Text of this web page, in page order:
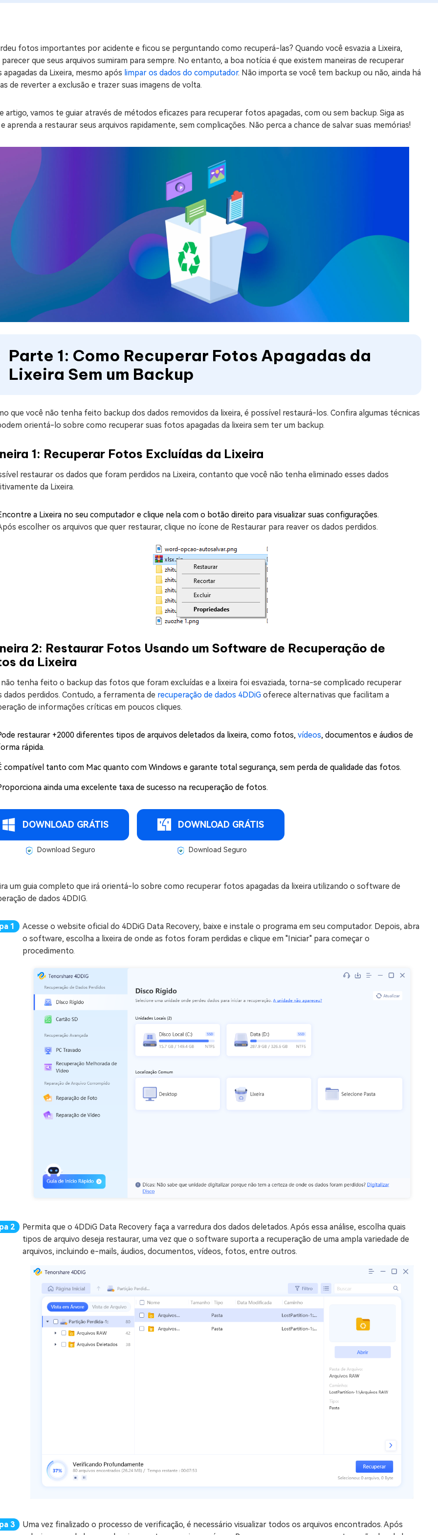
Windows Boot Genius
Corrigir Problemas de Windows em Minutos
Mac Boot Genius
Windows 11 Upgrade Checker
Verificador de Atualização do Windows 11 Grátis
fotos importantes por acidente e ficou se perguntando como recuperá-las? Quando você esvazia a Lixeira,
parecer que seus arquivos sumiram para sempre. No entanto, a boa notícia é que existem maneiras de recuperar
da Lixeira, mesmo após limpar os dados do computador. Não importa se você tem backup ou não, ainda há
de reverter a exclusão e trazer suas imagens de volta.
artigo, vamos te guiar através de métodos eficazes para recuperar fotos apagadas, com ou sem backup. Siga as
e aprenda a restaurar seus arquivos rapidamente, sem complicações. Não perca a chance de salvar suas memórias!
Parte 1: Como Recuperar Fotos Apagadas da
Lixeira Sem um Backup
que você não tenha feito backup dos dados removidos da lixeira, é possível restaurá-los. Confira algumas técnicas
orientá-lo sobre como recuperar suas fotos apagadas da lixeira sem ter um backup.
1: Recuperar Fotos Excluídas da Lixeira
restaurar os dados que foram perdidos na Lixeira, contanto que você não tenha eliminado esses dados
da Lixeira.
a Lixeira no seu computador e clique nela com o botão direito para visualizar suas configurações.
escolher os arquivos que quer restaurar, clique no ícone de Restaurar para reaver os dados perdidos.
2: Restaurar Fotos Usando um Software de Recuperação de
da Lixeira
não tenha feito o backup das fotos que foram excluídas e a lixeira foi esvaziada, torna-se complicado recuperar
dados perdidos. Contudo, a ferramenta de recuperação de dados 4DDiG oferece alternativas que facilitam a
de informações críticas em poucos cliques.
restaurar +2000 diferentes tipos de arquivos deletados da lixeira, como fotos, vídeos, documentos e áudios de
rápida.
compatível tanto com Mac quanto com Windows e garante total segurança, sem perda de qualidade das fotos.
ainda uma excelente taxa de sucesso na recuperação de fotos.
DOWNLOAD GRÁTIS
Download Seguro
DOWNLOAD GRÁTIS
Download Seguro
um guia completo que irá orientá-lo sobre como recuperar fotos apagadas da lixeira utilizando o software de
de dados 4DDIG.
Acesse o website oficial do 4DDiG Data Recovery, baixe e instale o programa em seu computador. Depois, abra
o software, escolha a lixeira de onde as fotos foram perdidas e clique em "Iniciar" para começar o
procedimento.
Permita que o 4DDiG Data Recovery faça a varredura dos dados deletados. Após essa análise, escolha quais
tipos de arquivo deseja restaurar, uma vez que o software suporta a recuperação de uma ampla variedade de
arquivos, incluindo e-mails, áudios, documentos, vídeos, fotos, entre outros.
Uma vez finalizado o processo de verificação, é necessário visualizar todos os arquivos encontrados. Após